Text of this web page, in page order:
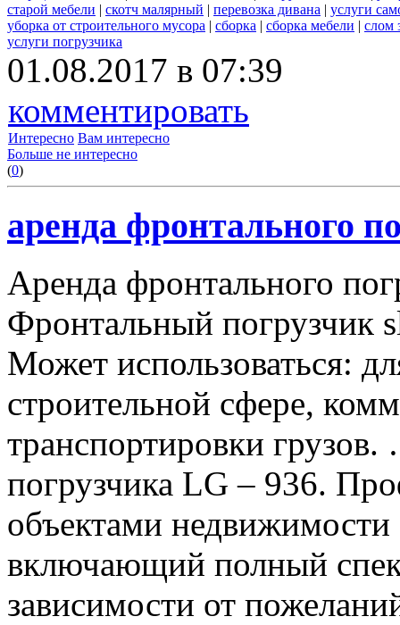
старой мебели | скотч малярный | перевозка дивана | услуги
уборка от строительного мусора | сборка | сборка мебели | слом
услуги погрузчика
01.08.2017 в 07:39
комментировать
Интересно Вам интересно
Больше не интересно
(0)
аренда фронтального
Аренда фронтального
Фронтальный погрузчик
Может использоваться:
строительной сфере,
транспортировки
погрузчика LG – 936.
объектами
включающий полный
зависимости от